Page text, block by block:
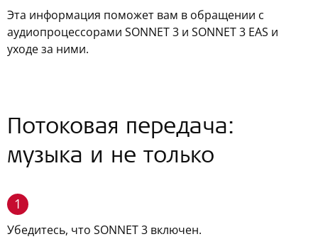
Эта информация поможет вам в обращении с
аудиопроцессорами SONNET 3 и SONNET 3 EAS и
уходе за ними.
Потоковая передача:
музыка и не только
1
Убедитесь, что SONNET 3 включен.